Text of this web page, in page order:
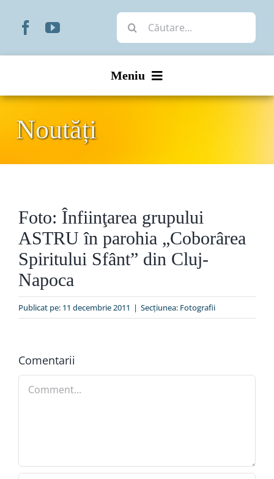
Cautare...
Meniu
Organizare
Liturgic
Special
Noutăți
Foto: Înfiinţarea grupului
ASTRU în parohia „Coborârea
Spiritului Sfânt” din Cluj-
Napoca
Publicat pe: 11 decembrie 2011 | Secțiunea: Fotografii
Comentarii
Comment